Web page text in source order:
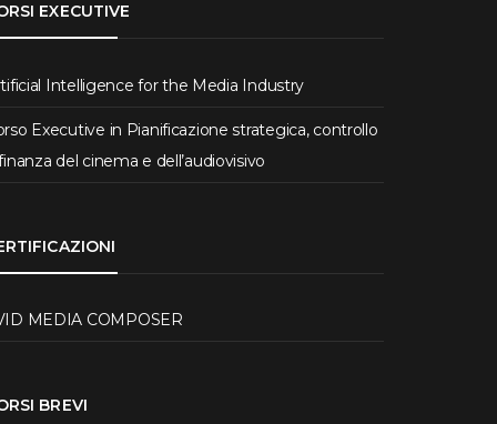
EXECUTIVE
Intelligence for the Media Industry
Executive in Pianificazione strategica, controllo
del cinema e dell’audiovisivo
MEDIA COMPOSER
BREVI